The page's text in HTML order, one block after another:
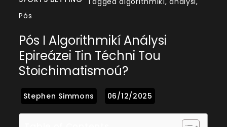
Pós
Pós I Algorithmikí Análysi
Epireázei Tin Téchni Tou
Stoichimatismoú?